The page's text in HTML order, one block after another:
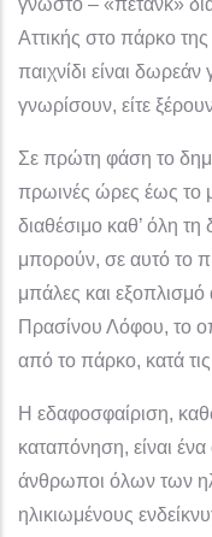
γνωστό – «πετάνκ»
Αττικής στο πάρκο
παιχνίδι είναι δωρεάν
γνωρίσουν, είτε
Σε πρώτη φάση το
πρωινές ώρες έως το
διαθέσιμο καθ’ όλη τη
μπορούν, σε αυτό το
μπάλες και
Πρασίνου Λόφου, το
από το πάρκο, κατά
Η εδαφοσφαίριση,
καταπόνηση, είναι
άνθρωποι όλων των
ηλικιωμένους